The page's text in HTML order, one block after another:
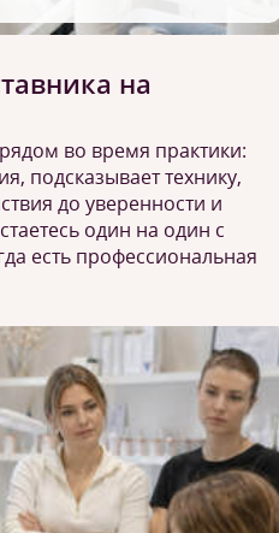
на
во время практики:
подсказывает технику,
до уверенности и
один на один с
есть профессиональная